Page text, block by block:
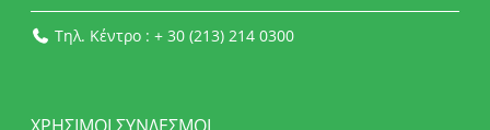
Τηλ. Κέντρο : + 30 (213) 214 0300
ΧΡΉΣΙΜΟΙ ΣΎΝΔΕΣΜΟΙ